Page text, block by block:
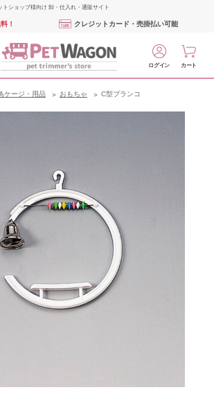
ショップ様向け 卸・仕入れ・通販サイト
！ クレジットカード・売掛払い可能
ログイン カート
ケージ・用品 おもちゃ C型ブランコ